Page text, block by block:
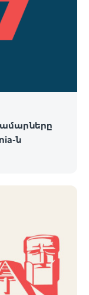
դրա
հատո
ն